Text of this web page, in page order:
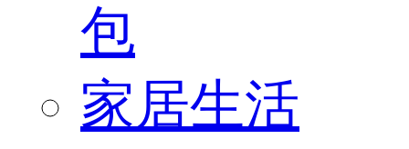
包
家居生活